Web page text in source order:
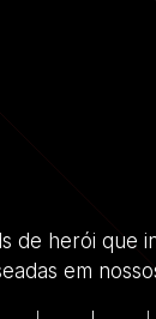
de herói que
em